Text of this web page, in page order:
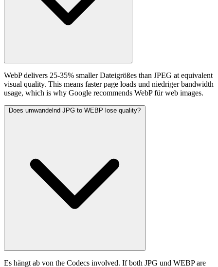
WebP delivers 25-35% smaller Dateigrößes than JPEG at equivalent
visual quality. This means faster page loads und niedriger bandwidth
usage, which is why Google recommends WebP für web images.
Does umwandelnd JPG to WEBP lose quality?
Es hängt ab von the Codecs involved. If both JPG und WEBP are